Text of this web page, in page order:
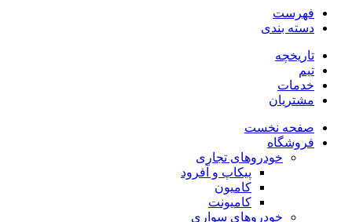
فهرست
دسته بندی
تاریخچه
تیم
خدمات
مشتریان
صفحه نخست
فروشگاه
خودروهای تجاری
پیکاپ و آفرود
کامیون
کامیونت
خودروهای سواری